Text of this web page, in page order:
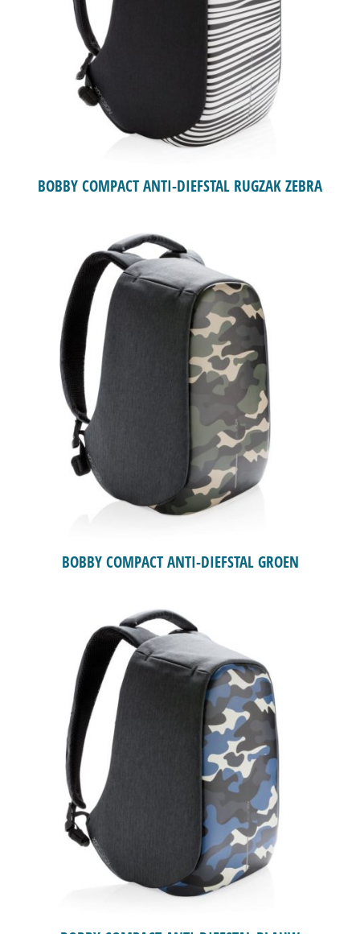
BOBBY COMPACT ANTI-DIEFSTAL RUGZAK ZEBRA
BOBBY COMPACT ANTI-DIEFSTAL GROEN